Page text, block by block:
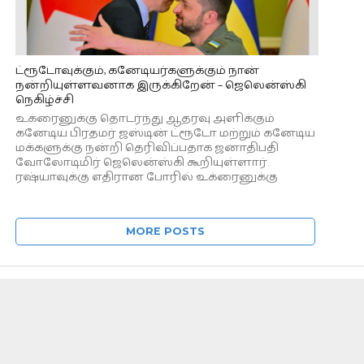
ட்ரூடோவுக்கும், கனேடியர்களுக்கும் நான்
நன்றியுள்ளவனாக இருக்கிறேன் – ஜெலென்ஸ்கி
நெகிழ்ச்சி
உக்ரைனுக்கு தொடர்ந்து ஆதரவு அளிக்கும்
கனேடிய பிரதமர் ஜஸ்டின் ட்ரூடோ மற்றும் கனேடிய
மக்களுக்கு நன்றி தெரிவிப்பதாக ஜனாதிபதி
வோலோடிமிர் ஜெலென்ஸ்கி கூறியுள்ளார்.
ரஷ்யாவுக்கு எதிரான போரில் உக்ரைனுக்கு
MORE POSTS